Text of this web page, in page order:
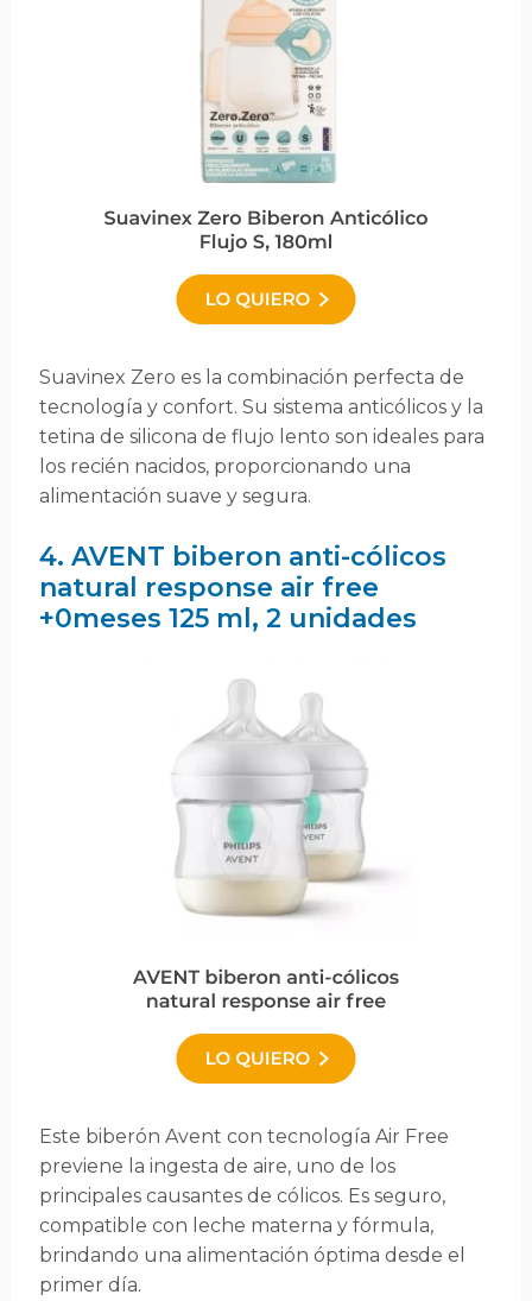
Suavinex Zero es la combinación perfecta de
tecnología y confort. Su sistema anticólicos y la
tetina de silicona de flujo lento son ideales para
los recién nacidos, proporcionando una
alimentación suave y segura.
4. AVENT biberon anti-cólicos
natural response air free
+0meses 125 ml, 2 unidades
Este biberón Avent con tecnología Air Free
previene la ingesta de aire, uno de los
principales causantes de cólicos. Es seguro,
compatible con leche materna y fórmula,
brindando una alimentación óptima desde el
primer día.